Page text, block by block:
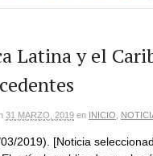
Latina y el
31 MARZO, 2019 en INICIO
2019). [Noticia